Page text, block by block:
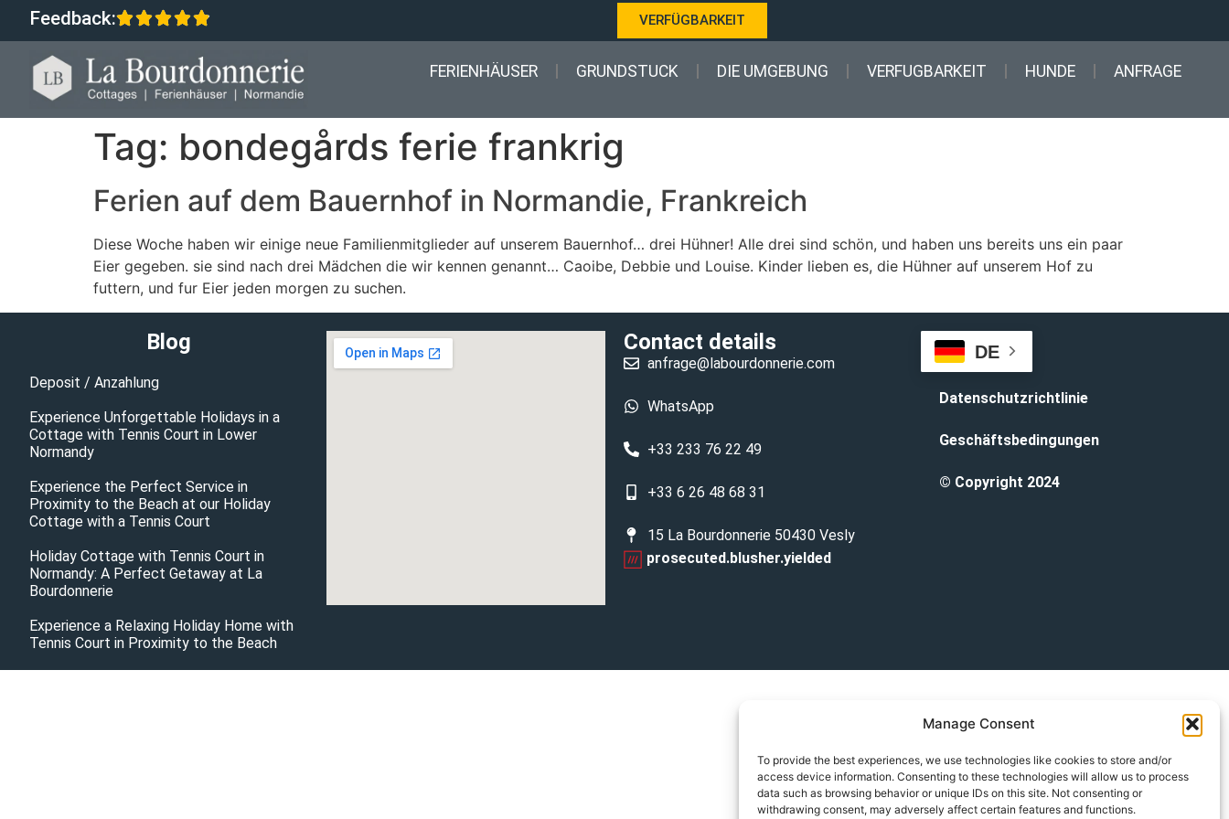
Manage Consent
To provide the best experiences, we use technologies like cookies to store and/or
access device information. Consenting to these technologies will allow us to process
data such as browsing behavior or unique IDs on this site. Not consenting or
withdrawing consent, may adversely affect certain features and functions.
Feedback: VERFÜGBARKEIT
FERIENHÄUSER GRUNDSTUCK DIE UMGEBUNG VERFUGBARKEIT HUNDE ANFRAGE
Tag: bondegårds ferie frankrig
Ferien auf dem Bauernhof in Normandie, Frankreich
Diese Woche haben wir einige neue Familienmitglieder auf unserem Bauernhof… drei Hühner! Alle drei sind schön, und haben uns bereits uns ein paar
Eier gegeben. sie sind nach drei Mädchen die wir kennen genannt… Caoibe, Debbie und Louise. Kinder lieben es, die Hühner auf unserem Hof zu
futtern, und fur Eier jeden morgen zu suchen.
Blog
Deposit / Anzahlung
Experience Unforgettable Holidays in a
Cottage with Tennis Court in Lower
Normandy
Experience the Perfect Service in
Proximity to the Beach at our Holiday
Cottage with a Tennis Court
Holiday Cottage with Tennis Court in
Normandy: A Perfect Getaway at La
Bourdonnerie
Experience a Relaxing Holiday Home with
Tennis Court in Proximity to the Beach
Contact details
anfrage@labourdonnerie.com
WhatsApp
+33 233 76 22 49
+33 6 26 48 68 31
15 La Bourdonnerie 50430 Vesly
prosecuted.blusher.yielded
DE
Datenschutzrichtlinie
Geschäftsbedingungen
© Copyright 2024